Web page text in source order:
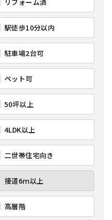
駅徒歩10分以内
駐車場2台可
ペット可
50坪以上
4LDK以上
二世帯住宅向き
接道6ｍ以上
高層階